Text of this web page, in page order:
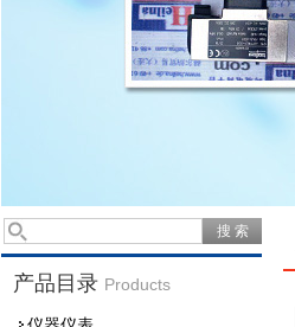
产品目录 Products